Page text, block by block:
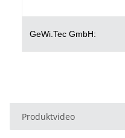
GeWi.Tec GmbH:
Produktvideo